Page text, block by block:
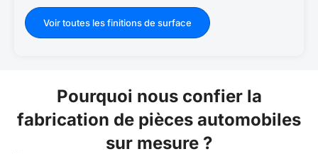
Voir toutes les finitions de surface
Pourquoi nous confier la
fabrication de pièces automobiles
sur mesure ?